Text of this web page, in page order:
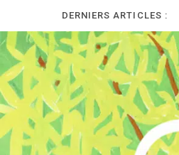
DERNIERS ARTICLES :